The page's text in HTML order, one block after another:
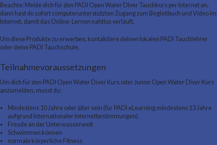
Beachte: Melde dich für den PADI Open Water Diver Tauchkurs per Internet an,
dann hast du sofort computerunterstützten Zugang zum Begleitbuch und Video im
Internet, damit das Online-Lernen nahtlos verläuft.
Um diese Produkte zu erwerben, kontaktiere deinen lokalen PADI Tauchlehrer
oder deine PADI Tauchschule.
Teilnahmevoraussetzungen
Um dich für den PADI Open Water Diver Kurs oder Junior Open Water Diver Kurs
anzumelden, musst du:
Mindestens 10 Jahre oder älter sein (für PADI eLearning mindestens 13 Jahre
aufgrund internationaler Internetbestimmungen).
Freude an der Unterwasserwelt
Schwimmen können
normale körperliche Fitness